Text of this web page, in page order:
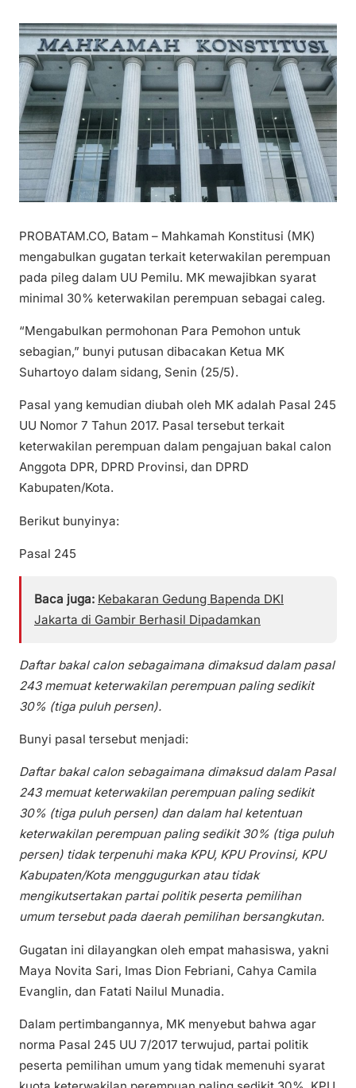
PROBATAM.CO, Batam – Mahkamah Konstitusi (MK)
mengabulkan gugatan terkait keterwakilan perempuan
pada pileg dalam UU Pemilu. MK mewajibkan syarat
minimal 30% keterwakilan perempuan sebagai caleg.
“Mengabulkan permohonan Para Pemohon untuk
sebagian,” bunyi putusan dibacakan Ketua MK
Suhartoyo dalam sidang, Senin (25/5).
Pasal yang kemudian diubah oleh MK adalah Pasal 245
UU Nomor 7 Tahun 2017. Pasal tersebut terkait
keterwakilan perempuan dalam pengajuan bakal calon
Anggota DPR, DPRD Provinsi, dan DPRD
Kabupaten/Kota.
Berikut bunyinya:
Pasal 245
Baca juga: Kebakaran Gedung Bapenda DKI
Jakarta di Gambir Berhasil Dipadamkan
Daftar bakal calon sebagaimana dimaksud dalam pasal
243 memuat keterwakilan perempuan paling sedikit
30% (tiga puluh persen).
Bunyi pasal tersebut menjadi:
Daftar bakal calon sebagaimana dimaksud dalam Pasal
243 memuat keterwakilan perempuan paling sedikit
30% (tiga puluh persen) dan dalam hal ketentuan
keterwakilan perempuan paling sedikit 30% (tiga puluh
persen) tidak terpenuhi maka KPU, KPU Provinsi, KPU
Kabupaten/Kota menggugurkan atau tidak
mengikutsertakan partai politik peserta pemilihan
umum tersebut pada daerah pemilihan bersangkutan.
Gugatan ini dilayangkan oleh empat mahasiswa, yakni
Maya Novita Sari, Imas Dion Febriani, Cahya Camila
Evanglin, dan Fatati Nailul Munadia.
Dalam pertimbangannya, MK menyebut bahwa agar
norma Pasal 245 UU 7/2017 terwujud, partai politik
peserta pemilihan umum yang tidak memenuhi syarat